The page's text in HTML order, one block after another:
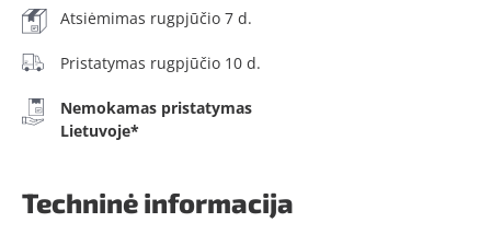
Atsiėmimas rugpjūčio 7 d.
Pristatymas rugpjūčio 10 d.
Nemokamas pristatymas
Lietuvoje*
Techninė informacija